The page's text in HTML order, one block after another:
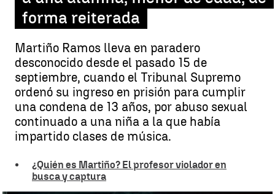
forma reiterada
Martiño Ramos lleva en paradero
desconocido desde el pasado 15 de
septiembre, cuando el Tribunal Supremo
ordenó su ingreso en prisión para cumplir
una condena de 13 años, por abuso sexual
continuado a una niña a la que había
impartido clases de música.
¿Quién es Martiño? El profesor violador en
busca y captura